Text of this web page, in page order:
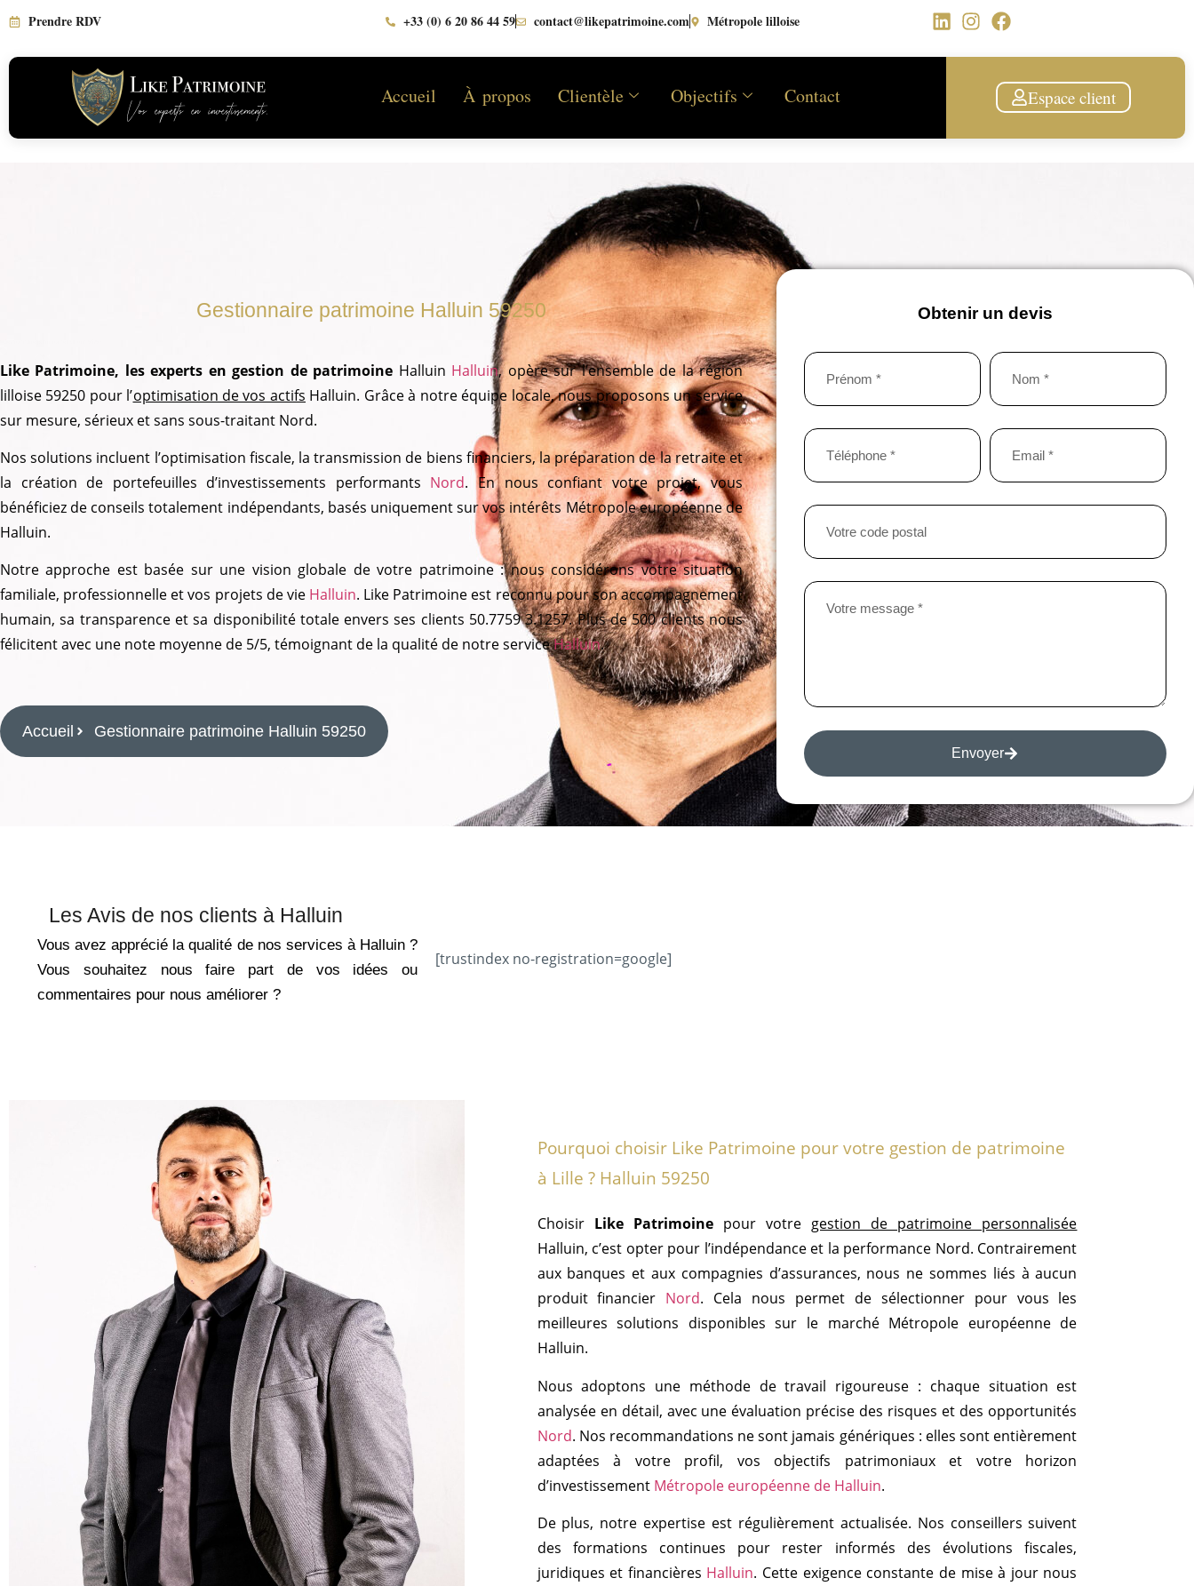
Prendre RDV +33 (0) 6 20 86 44 59 contact@likepatrimoine.com Métropole lilloise
Accueil À propos Clientèle Objectifs Contact Espace client
Gestionnaire patrimoine Halluin 59250
Like Patrimoine, les experts en gestion de patrimoine Halluin Halluin, opère sur l’ensemble de la région
lilloise 59250 pour l’optimisation de vos actifs Halluin. Grâce à notre équipe locale, nous proposons un service
sur mesure, sérieux et sans sous-traitant Nord.
Nos solutions incluent l’optimisation fiscale, la transmission de biens financiers, la préparation de la retraite et
la création de portefeuilles d’investissements performants Nord. En nous confiant votre projet, vous
bénéficiez de conseils totalement indépendants, basés uniquement sur vos intérêts Métropole européenne de
Halluin.
Notre approche est basée sur une vision globale de votre patrimoine : nous considérons votre situation
familiale, professionnelle et vos projets de vie Halluin. Like Patrimoine est reconnu pour son accompagnement
humain, sa transparence et sa disponibilité totale envers ses clients 50.7759 3.1257. Plus de 500 clients nous
félicitent avec une note moyenne de 5/5, témoignant de la qualité de notre serviceHalluin.
Accueil Gestionnaire patrimoine Halluin 59250
Obtenir un devis
Envoyer
Les Avis de nos clients à Halluin
Vous avez apprécié la qualité de nos services à Halluin ?
Vous souhaitez nous faire part de vos idées ou
commentaires pour nous améliorer ?
[trustindex no-registration=google]
Pourquoi choisir Like Patrimoine pour votre gestion de patrimoine
à Lille ? Halluin 59250
Choisir Like Patrimoinepour votre gestion de patrimoine personnalisée
Halluin, c’est opter pour l’indépendance et la performance Nord. Contrairement
aux banques et aux compagnies d’assurances, nous ne sommes liés à aucun
produit financier Nord. Cela nous permet de sélectionner pour vous les
meilleures solutions disponibles sur le marché Métropole européenne de
Halluin.
Nous adoptons une méthode de travail rigoureuse : chaque situation est
analysée en détail, avec une évaluation précise des risques et des opportunités
Nord. Nos recommandations ne sont jamais génériques : elles sont entièrement
adaptées à votre profil, vos objectifs patrimoniaux et votre horizon
d’investissement Métropole européenne de Halluin.
De plus, notre expertise est régulièrement actualisée. Nos conseillers suivent
des formations continues pour rester informés des évolutions fiscales,
juridiques et financières Halluin. Cette exigence constante de mise à jour nous